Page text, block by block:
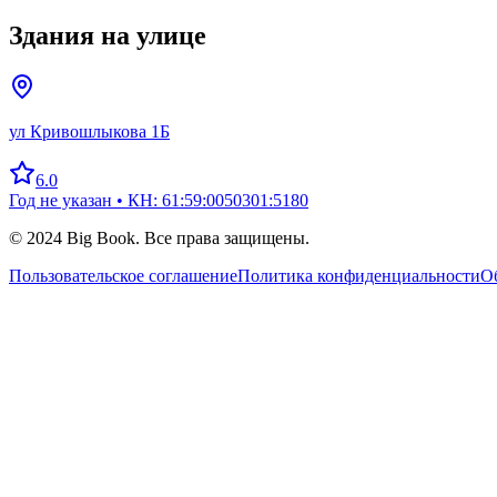
Здания на улице
ул Кривошлыкова 1Б
6.0
Год не указан • КН: 61:59:0050301:5180
© 2024 Big Book. Все права защищены.
Пользовательское соглашениеПолитика конфиденциальности